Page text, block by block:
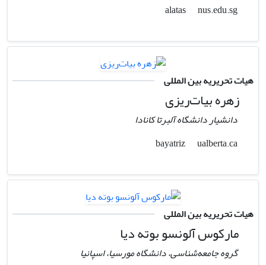
nus.edu.sg
هیات تحریریه بین المللی
زهره بیات‌ریزی
دانشیار دانشگاه آلبرتا کانادا
ualberta.ca
هیات تحریریه بین المللی
مارکوس آلونسو بوته دیا
گروه جامعه‌شناسی، دانشگاه مورسیا، اسپانیا